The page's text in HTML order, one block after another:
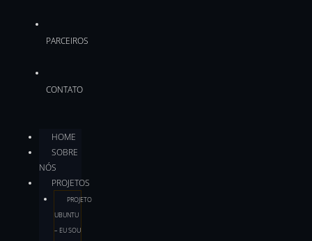
PARCEIROS
CONTATO
HOME
SOBRE
NÓS
PROJETOS
PROJETO
UBUNTU
– EU SOU